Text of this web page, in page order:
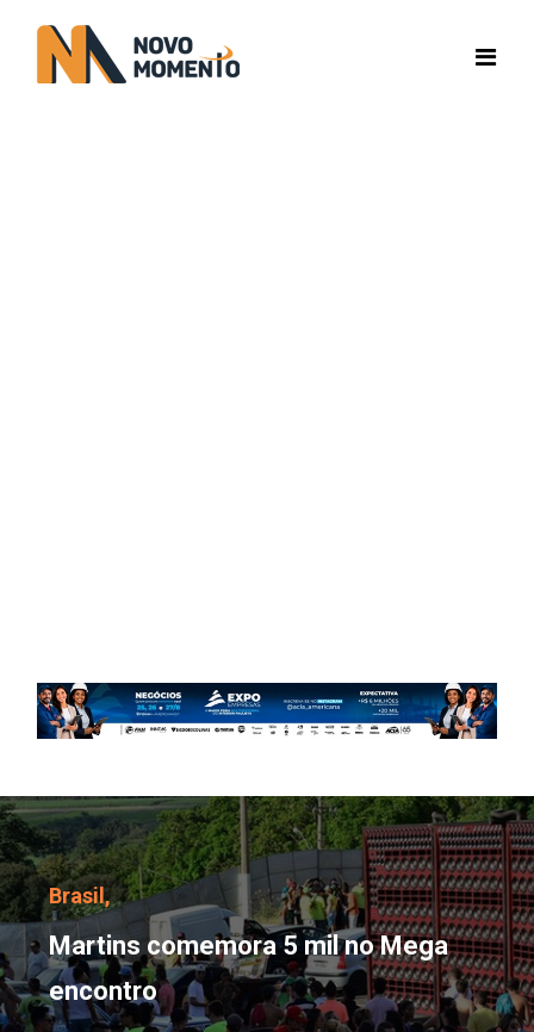
Martins comemora 5
Brasil,
Martins comemora 5 mil no Mega
encontro